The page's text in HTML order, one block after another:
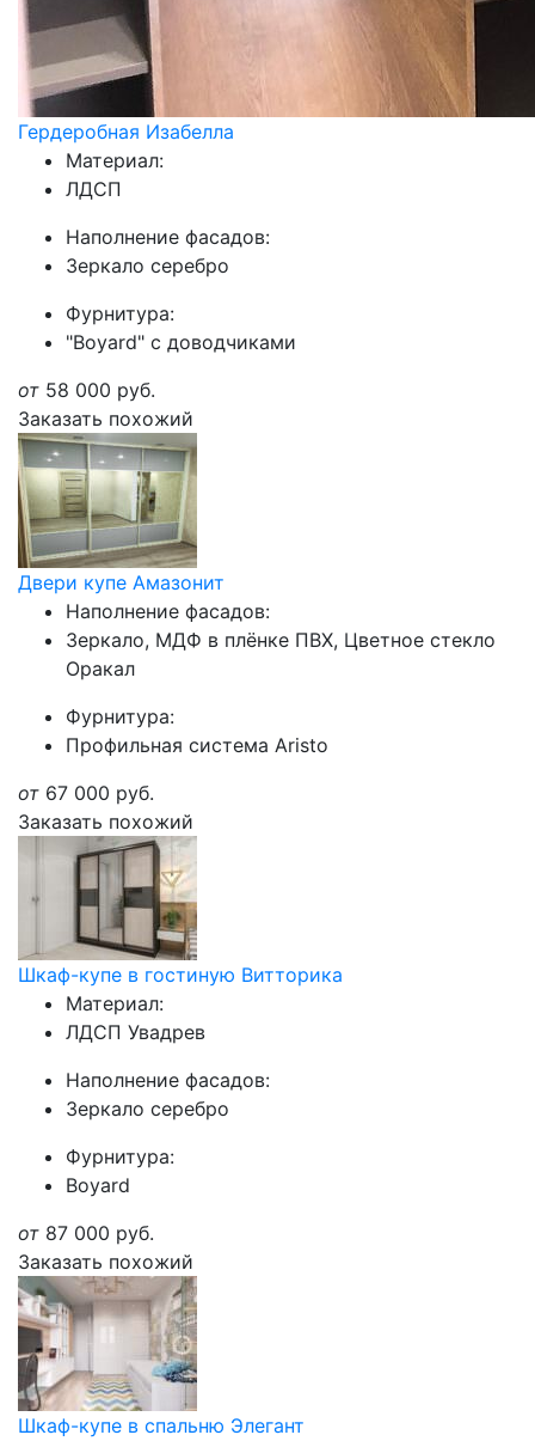
Гердеробная Изабелла
Материал:
ЛДСП
Наполнение фасадов:
Зеркало серебро
Фурнитура:
"Boyard" с доводчиками
от 58 000 руб.
Заказать похожий
Двери купе Амазонит
Наполнение фасадов:
Зеркало, МДФ в плёнке ПВХ, Цветное стекло
Оракал
Фурнитура:
Профильная система Aristo
от 67 000 руб.
Заказать похожий
Шкаф-купе в гостиную Витторика
Материал:
ЛДСП Увадрев
Наполнение фасадов:
Зеркало серебро
Фурнитура:
Boyard
от 87 000 руб.
Заказать похожий
Шкаф-купе в спальню Элегант